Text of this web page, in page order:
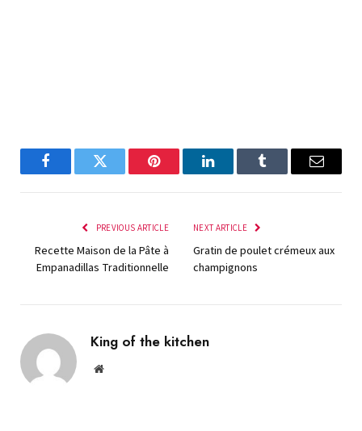
FacebookTwitter Pinterest LinkedInTumblr Email
PREVIOUS ARTICLE
Recette Maison de la Pâte à
Empanadillas Traditionnelle
NEXT ARTICLE
Gratin de poulet crémeux aux
champignons
King of the kitchen
Website